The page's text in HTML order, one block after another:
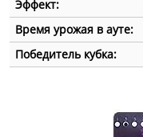
Эффект:
Время урожая в ауте:
Победитель кубка: